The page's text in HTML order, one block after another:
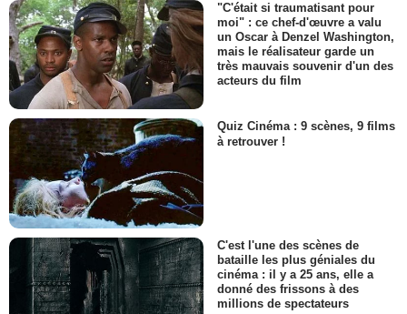
"C'était si traumatisant pour
moi" : ce chef-d'œuvre a valu
un Oscar à Denzel Washington,
mais le réalisateur garde un
très mauvais souvenir d'un des
acteurs du film
Quiz Cinéma : 9 scènes, 9 films
à retrouver !
C'est l'une des scènes de
bataille les plus géniales du
cinéma : il y a 25 ans, elle a
donné des frissons à des
millions de spectateurs